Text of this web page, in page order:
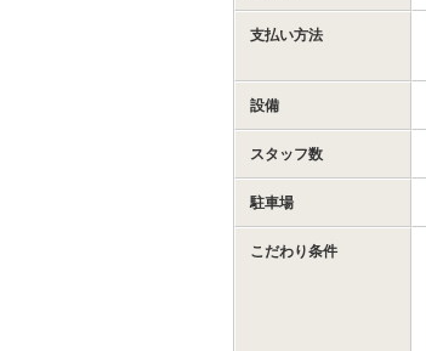
支払い方法
設備
スタッフ数
駐車場
こだわり条件